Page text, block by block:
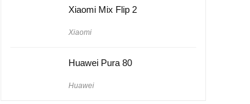
Xiaomi Mix Flip 2
Xiaomi
Huawei Pura 80
Huawei